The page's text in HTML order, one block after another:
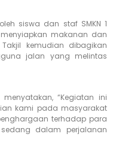
siswa dan staf SMKN 1
makanan dan
kemudian dibagikan
jalan yang melintas
menyatakan, “Kegiatan ini
kami pada masyarakat
terhadap para
dalam perjalanan